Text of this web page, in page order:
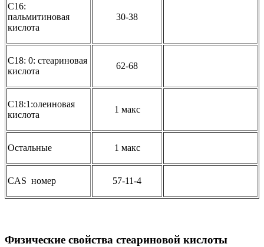
С16:
пальмитиновая
кислота
30-38
С18: 0: стеариновая
кислота
62-68
С18:1:олеиновая
кислота
1 макс
Остальные 1 макс
CAS номер 57-11-4
Физические свойства стеариновой кислоты